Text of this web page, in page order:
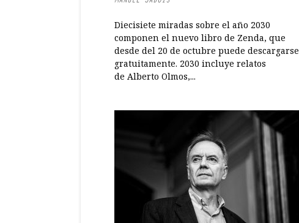
Diecisiete miradas sobre el año 2030
componen el nuevo libro de Zenda, que
desde del 20 de octubre puede descargarse
gratuitamente. 2030 incluye relatos
de Alberto Olmos,...